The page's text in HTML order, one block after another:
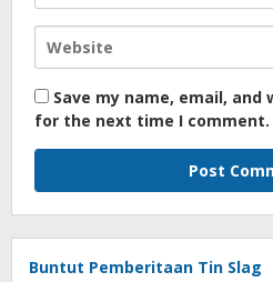
Save my name, email,
for the next time I comment.
Buntut Pemberitaan Tin Slag